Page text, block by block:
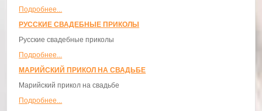
Подробнее...
РУССКИЕ СВАДЕБНЫЕ ПРИКОЛЫ
Русские свадебные приколы
Подробнее...
МАРИЙСКИЙ ПРИКОЛ НА СВАДЬБЕ
Марийский прикол на свадьбе
Подробнее...